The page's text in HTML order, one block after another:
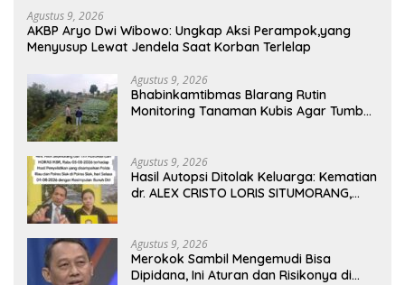
Agustus 9, 2026
AKBP Aryo Dwi Wibowo: Ungkap Aksi Perampok,yang
Menyusup Lewat Jendela Saat Korban Terlelap
Agustus 9, 2026
Bhabinkamtibmas Blarang Rutin
Monitoring Tanaman Kubis Agar Tumbuh
Agustus 9, 2026
Hasil Autopsi Ditolak Keluarga: Kematian
dr. ALEX CRISTO LORIS SITUMORANG,
Agustus 9, 2026
Merokok Sambil Mengemudi Bisa
Dipidana, Ini Aturan dan Risikonya di